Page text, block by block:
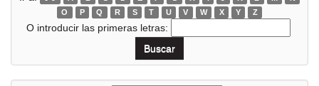
O
P Q R S T U V W X Y Z
O introducir las primeras letras: